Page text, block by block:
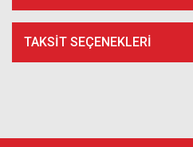
TAKSIT SEÇENEKLERI